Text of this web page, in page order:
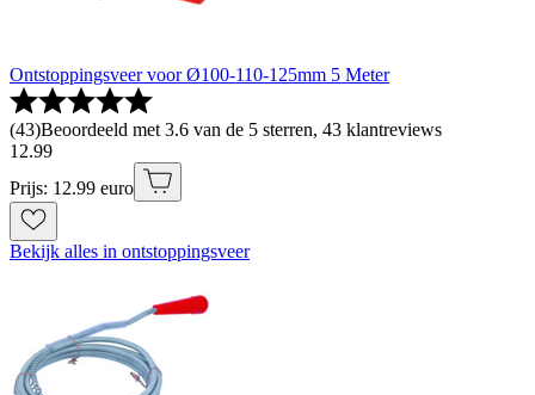
Ontstoppingsveer voor Ø100-110-125mm 5 Meter
(43)Beoordeeld met 3.6 van de 5 sterren, 43 klantreviews
12.99
Prijs: 12.99 euro
Bekijk alles in ontstoppingsveer